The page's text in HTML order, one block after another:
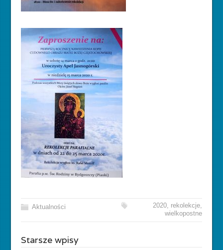
Aktualności 2020, rekolekcje,
wielkopostne
Starsze wpisy